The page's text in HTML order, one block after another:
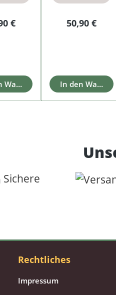
Preis:
€
Warenkorb
Regulärer
50,90 €
In den
Sichere
Rechtliches
Impressum